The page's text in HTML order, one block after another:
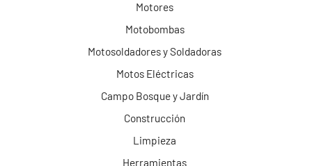
Motores
Motobombas
Motosoldadores y Soldadoras
Motos Eléctricas
Campo Bosque y Jardín
Construcción
Limpieza
Herramientas